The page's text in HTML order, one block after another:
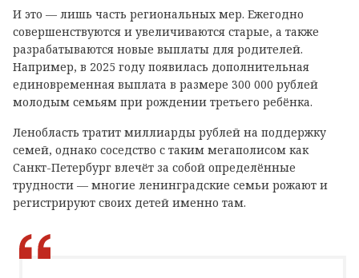
И это — лишь часть региональных мер. Ежегодно
совершенствуются и увеличиваются старые, а также
разрабатываются новые выплаты для родителей.
Например, в 2025 году появилась дополнительная
единовременная выплата в размере 300 000 рублей
молодым семьям при рождении третьего ребёнка.
Ленобласть тратит миллиарды рублей на поддержку
семей, однако соседство с таким мегаполисом как
Санкт-Петербург влечёт за собой определённые
трудности — многие ленинградские семьи рожают и
регистрируют своих детей именно там.